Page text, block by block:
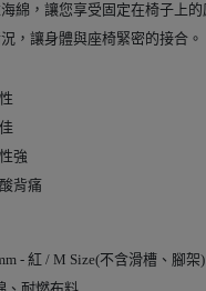
綿，讓您享受固定在椅子上的
，讓身體與座椅緊密的接合。
強
背痛
- 紅 / M Size(不含滑槽、腳架)